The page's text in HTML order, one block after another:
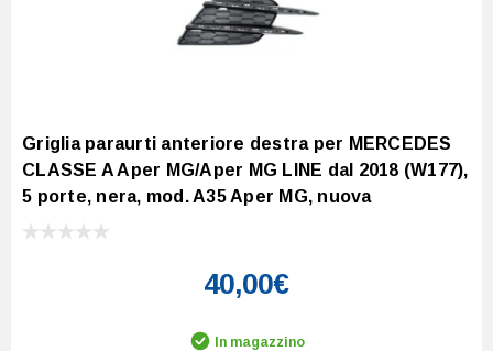
Griglia paraurti anteriore destra per MERCEDES
CLASSE A Aper MG/Aper MG LINE dal 2018 (W177),
5 porte, nera, mod. A35 Aper MG, nuova
40,00€
In magazzino